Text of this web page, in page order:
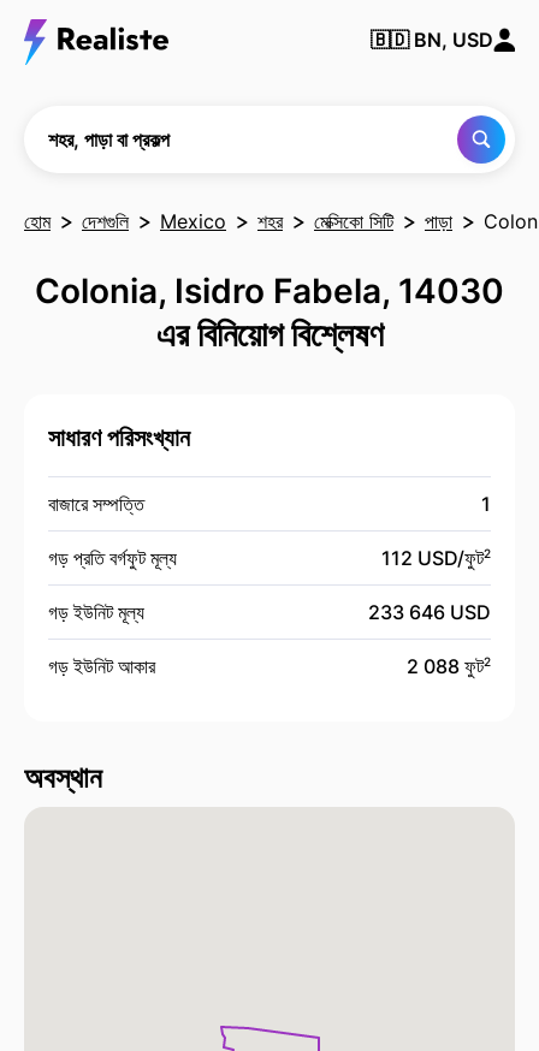
🇧🇩 BN, USD
শহর, পাড়া বা প্রকল্প
হোম দেশগুলি Mexico শহর মেক্সিকো সিটি পাড়া
Colonia, Isidro Fabela, 14030
এর বিনিয়োগ বিশ্লেষণ
সাধারণ পরিসংখ্যান
বাজারে সম্পত্তি 1
গড় প্রতি বর্গফুট মূল্য 112 USD/ফুট2
গড় ইউনিট মূল্য 233 646 USD
গড় ইউনিট আকার 2 088 ফুট2
অবস্থান